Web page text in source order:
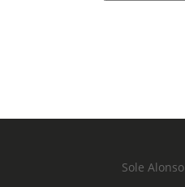
Sole Alonso